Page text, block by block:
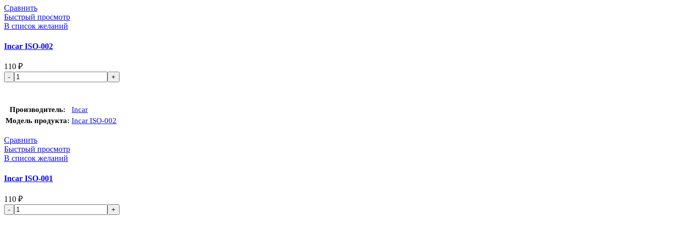
Сравнить
Быстрый просмотр
В список желаний
Incar ISO-002
110 ₽
Производитель
Incar
Модель продукта Incar ISO-002
Сравнить
Быстрый просмотр
В список желаний
Incar ISO-001
110 ₽